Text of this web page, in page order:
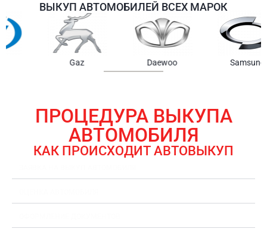
ВЫКУП АВТОМОБИЛЕЙ ВСЕХ МАРОК
Chrysler
ПРОЦЕДУРА ВЫКУПА
АВТОМОБИЛЯ
КАК ПРОИСХОДИТ АВТОВЫКУП